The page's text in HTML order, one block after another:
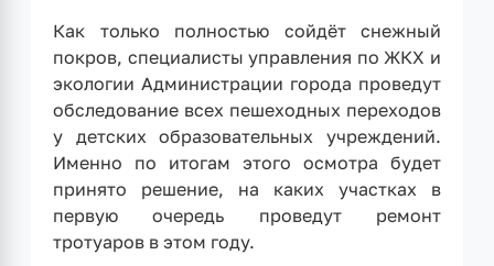
Как только полностью сойдёт снежный
покров, специалисты управления по ЖКХ и
экологии Администрации города проведут
обследование всех пешеходных переходов
у детских образовательных учреждений.
Именно по итогам этого осмотра будет
принято решение, на каких участках в
первую очередь проведут ремонт
тротуаров в этом году.